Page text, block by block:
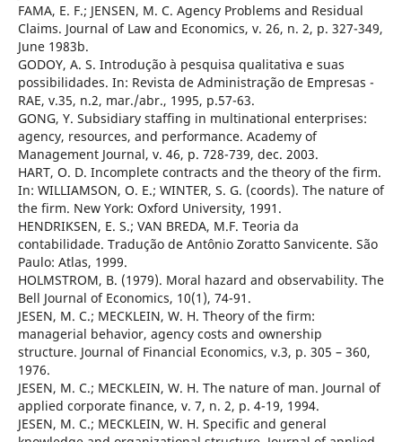
FAMA, E. F.; JENSEN, M. C. Agency Problems and Residual
Claims. Journal of Law and Economics, v. 26, n. 2, p. 327-349,
June 1983b.
GODOY, A. S. Introdução à pesquisa qualitativa e suas
possibilidades. In: Revista de Administração de Empresas -
RAE, v.35, n.2, mar./abr., 1995, p.57-63.
GONG, Y. Subsidiary staffing in multinational enterprises:
agency, resources, and performance. Academy of
Management Journal, v. 46, p. 728-739, dec. 2003.
HART, O. D. Incomplete contracts and the theory of the firm.
In: WILLIAMSON, O. E.; WINTER, S. G. (coords). The nature of
the firm. New York: Oxford University, 1991.
HENDRIKSEN, E. S.; VAN BREDA, M.F. Teoria da
contabilidade. Tradução de Antônio Zoratto Sanvicente. São
Paulo: Atlas, 1999.
HOLMSTROM, B. (1979). Moral hazard and observability. The
Bell Journal of Economics, 10(1), 74-91.
JESEN, M. C.; MECKLEIN, W. H. Theory of the firm:
managerial behavior, agency costs and ownership
structure. Journal of Financial Economics, v.3, p. 305 – 360,
1976.
JESEN, M. C.; MECKLEIN, W. H. The nature of man. Journal of
applied corporate finance, v. 7, n. 2, p. 4-19, 1994.
JESEN, M. C.; MECKLEIN, W. H. Specific and general